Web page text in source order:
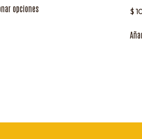
opciones $